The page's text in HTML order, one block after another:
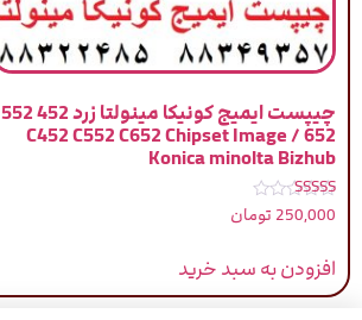
چیپست ایمیج کونیکا مینولتا زرد 452 552
652 / C452 C552 C652 Chipset Image
Konica minolta Bizhub
نمره
5.00
250,000 تومان
افزودن به سبد خرید